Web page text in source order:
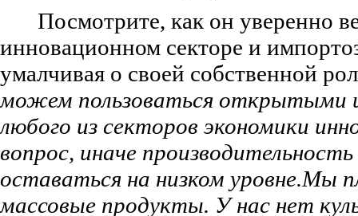
Посмотрите, как он уверенно
инновационном секторе и
умалчивая о своей собственной
можем пользоваться открытыми
любого из секторов экономики
вопрос, иначе
оставаться на низком уровне.Мы
массовые продукты. У нас нет